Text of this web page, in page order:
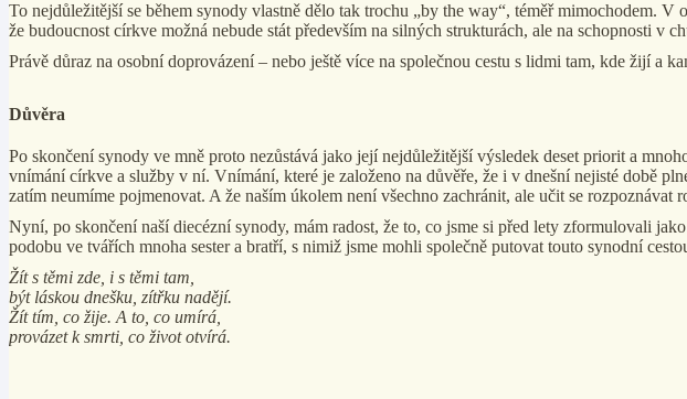
To nejdůležitější se během synody vlastně dělo tak trochu „by the way“, téměř
že budoucnost církve možná nebude stát především na silných strukturách, ale na schopnosti
Právě důraz na osobní doprovázení – nebo ještě více na společnou cestu s lidmi tam, kde žijí a
Důvěra
Po skončení synody ve mně proto nezůstává jako její nejdůležitější výsledek deset priorit a
vnímání církve a služby v ní. Vnímání, které je založeno na důvěře, že i v dnešní nejisté době
zatím neumíme pojmenovat. A že naším úkolem není všechno zachránit, ale učit se
Nyní, po skončení naší diecézní synody, mám radost, že to, co jsme si před lety zformulovali
podobu ve tvářích mnoha sester a bratří, s nimiž jsme mohli společně putovat touto synodní
Žít s těmi zde, i s těmi tam,
být láskou dnešku, zítřku nadějí.
Žít tím, co žije. A to, co umírá,
provázet k smrti, co život otvírá.